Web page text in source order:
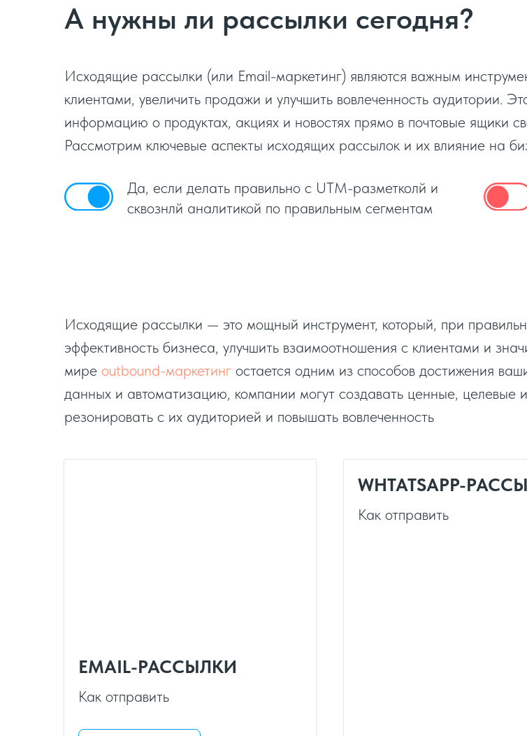
А нужны ли рассылки сегодня?
Исходящие рассылки (или Email-маркетинг) являются важным
клиентами, увеличить продажи и улучшить вовлеченность аудитории.
информацию о продуктах, акциях и новостях прямо в почтовые ящики
Рассмотрим ключевые аспекты исходящих рассылок и их влияние на
Да, если делать правильно с UTM-разметколй и
сквознлй аналитикой по правильным сегментам
Исходящие рассылки — это мощный инструмент, который, при
эффективность бизнеса, улучшить взаимоотношения с клиентами и
мире outbound-маркетинг остается одним из способов достижения
данных и автоматизацию, компании могут создавать ценные,
резонировать с их аудиторией и повышать вовлеченность
EMAIL-РАССЫЛКИ
Как отправить
WHTATSAPP-
Как отправить